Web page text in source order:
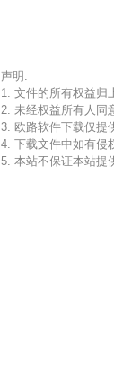
声明:
1. 文件的所有权益归
2. 未经权益所有人同
3. 欧路软件下载仅提
4. 下载文件中如有侵
5. 本站不保证本站提